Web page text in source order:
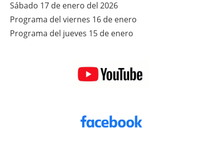
Sábado 17 de enero del 2026
Programa del viernes 16 de enero
Programa del jueves 15 de enero